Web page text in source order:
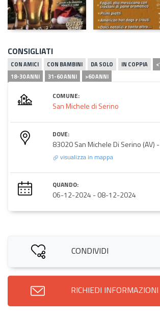
CONSIGLIATI
CON AMICI CON BAMBINI DA SOLO IN COPPIA
18-30 ANNI
31-60 ANNI >60 ANNI
COMUNE:
San Michele di Serino
DOVE:
83020 San Michele Di Serino (AV) -
visualizza in mappa
QUANDO:
06-12-2024 -08-12-2024
CONDIVIDI
RICHIEDI INFORMAZIONI